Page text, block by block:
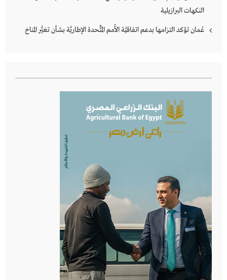
النكهات البرازيلية
عُمان تؤكد التزامها بدعم اتفاقيَّة الأُمم المُتَّحدة الإطاريَّة بشأن تغيُّر المناخ